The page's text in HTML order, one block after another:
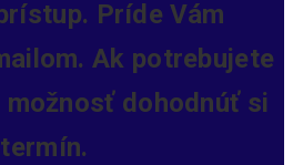
Príde Vám
Ak potrebujete
dohodnúť si
termín.